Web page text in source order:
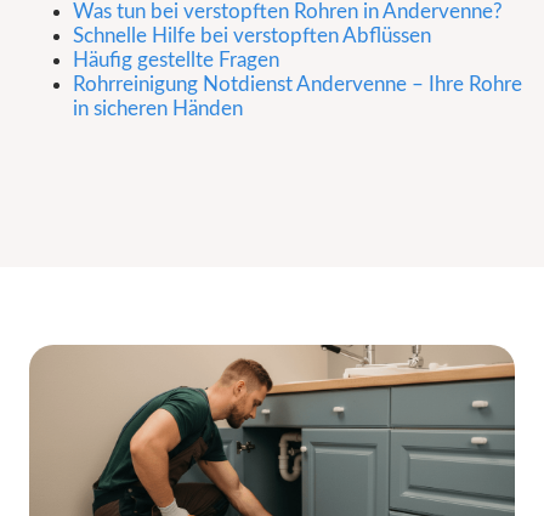
Was tun bei verstopften Rohren in Andervenne?
Schnelle Hilfe bei verstopften Abflüssen
Häufig gestellte Fragen
Rohrreinigung Notdienst Andervenne – Ihre Rohre
in sicheren Händen